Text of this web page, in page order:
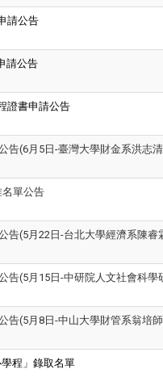
請公告
請公告
證書申請公告
告(6月5日-臺灣大學財金系洪志
單公告
告(5月22日-台北大學經濟系陳睿
告(5月15日-中研院人文社會科學
告(5月8日-中山大學財管系翁培
程」錄取名單